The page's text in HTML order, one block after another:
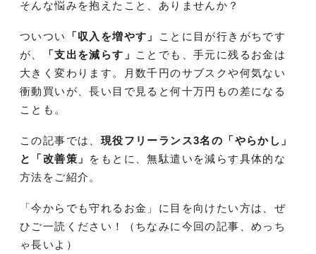
そんな悩みを抱えたこと、ありませんか？
ついつい 「収入を増やす」
ことに目が行きがちです
が、
「支出を減らす」
ことでも、手元に残るお金は
大きく変わります。月数千円のサブスクや何気ない
衝動買いが、長い目で見ると何十万円もの差になる
ことも。
この記事では、 現役フリーランス3名の「やらかし」
と「改善策」 をもとに、無駄遣いを減らす具体的な
方法をご紹介。
「今からでも守れるお金」に目を向けたい方は、ぜ
ひご一読ください！（ちなみに今回の記事、めっち
ゃ長いよ）